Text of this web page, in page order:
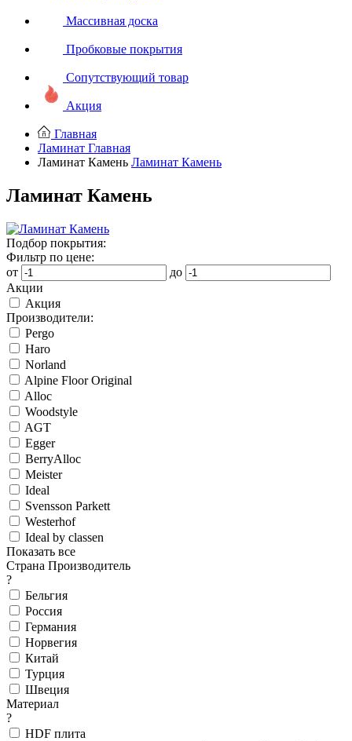
Массивная доска
Пробковые покрытия
Сопутствующий товар
Акция
Главная
Ламинат Главная
Ламинат Камень Ламинат Камень
Ламинат Камень
Подбор покрытия:
Фильтр по цене:
от
до
Акции
Акция
Производители:
Pergo
Haro
Norland
Alpine Floor Original
Alloc
Woodstyle
AGT
Egger
BerryAlloc
Meister
Ideal
Svensson Parkett
Westerhof
Ideal by classen
Показать все
Страна Производитель
?
Бельгия
Россия
Германия
Норвегия
Китай
Турция
Швеция
Материал
?
HDF плита